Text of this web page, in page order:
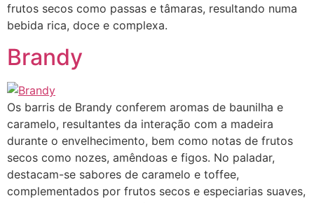
frutos secos como passas e tâmaras, resultando numa
bebida rica, doce e complexa.
Brandy
Os barris de Brandy conferem aromas de baunilha e
caramelo, resultantes da interação com a madeira
durante o envelhecimento, bem como notas de frutos
secos como nozes, amêndoas e figos. No paladar,
destacam-se sabores de caramelo e toffee,
complementados por frutos secos e especiarias suaves,